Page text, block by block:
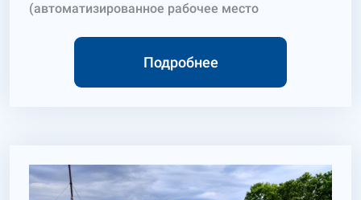
(автоматизированное рабочее место
установлено как на автомобильные весы
производства компании «Весоизмерительные
системы», так и на тензометрические автовесы
-хищения на предприятии; -финансовые потери
из-за человеческого фактора;
Подробнее